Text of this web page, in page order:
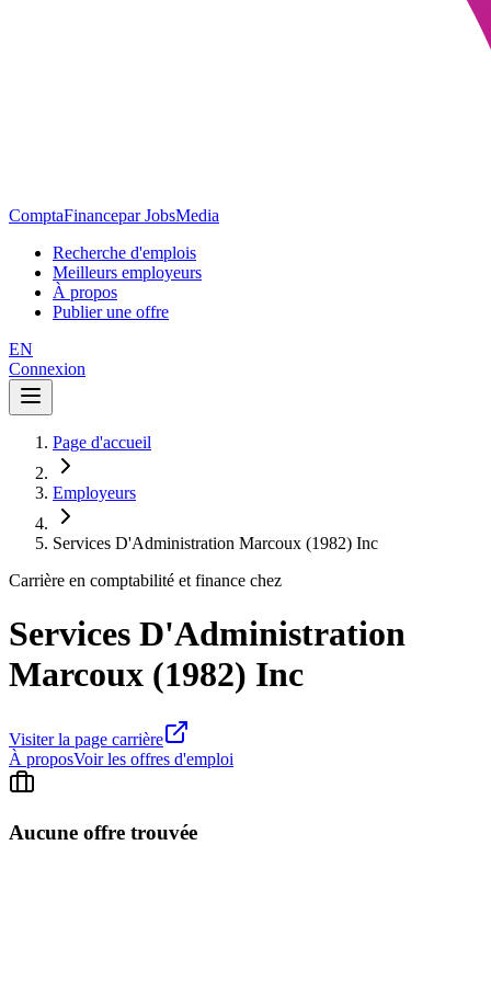
ComptaFinancepar JobsMedia
Recherche d'emplois
Meilleurs employeurs
À propos
Publier une offre
EN
Connexion
Page d'accueil
Employeurs
Services D'Administration Marcoux (1982) Inc
Carrière en comptabilité et finance chez
Services D'Administration
Marcoux (1982) Inc
Visiter la page carrière
À proposVoir les offres d'emploi
Aucune offre trouvée